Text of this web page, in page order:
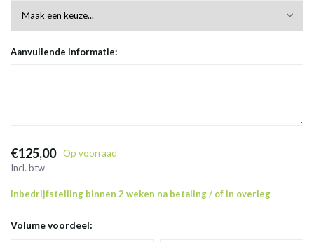
Aanvullende Informatie:
€125,00
Op voorraad
Incl. btw
Inbedrijfstelling binnen 2 weken na betaling / of in overleg
Volume voordeel: